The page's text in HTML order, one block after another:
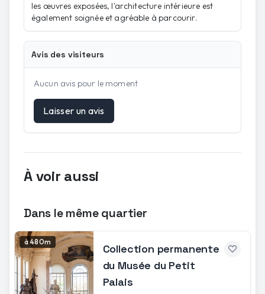
les œuvres exposées, l'architecture intérieure est
également soignée et agréable à parcourir.
Avis des visiteurs
Aucun avis pour le moment
Laisser un avis
À voir aussi
Dans le même quartier
à 480m
Collection permanente
du Musée du Petit
Palais